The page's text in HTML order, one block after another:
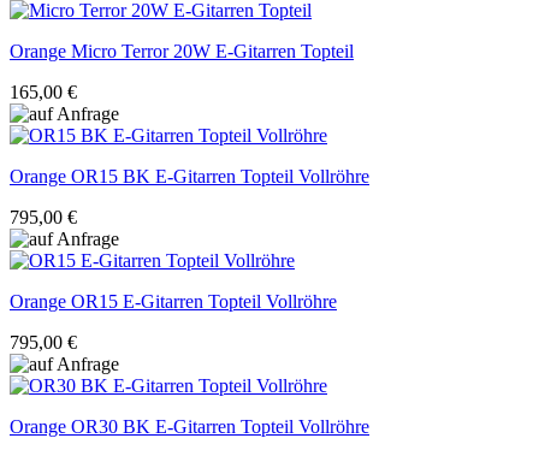
Orange Micro Terror 20W E-Gitarren Topteil
165,00 €
Orange OR15 BK E-Gitarren Topteil Vollröhre
795,00 €
Orange OR15 E-Gitarren Topteil Vollröhre
795,00 €
Orange OR30 BK E-Gitarren Topteil Vollröhre